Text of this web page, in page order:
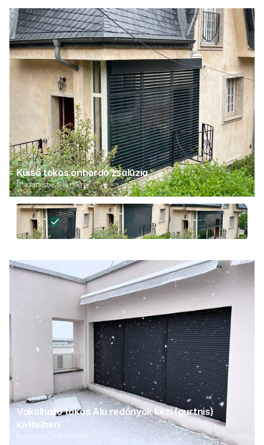
Külső tokos önhordó zsalúzia
Budapest – Sas hegy
Vakolható tokos Alu redőnyök kézi (gurtnis)
kivitelben
Budapest, XIII. kerület